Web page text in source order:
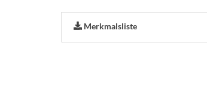
Merkmalsliste